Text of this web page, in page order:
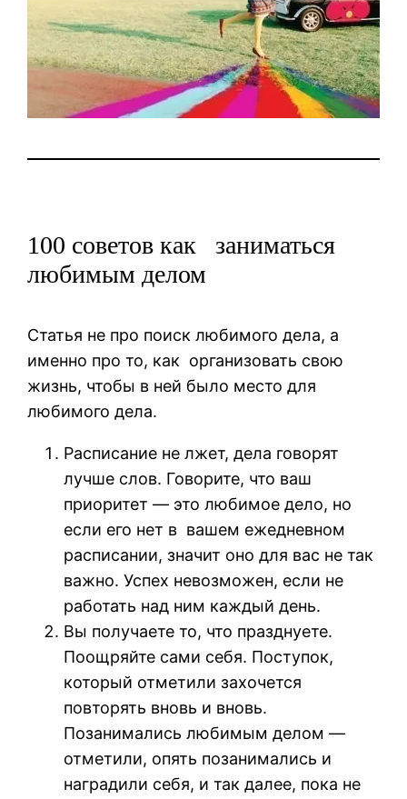
100 советов как заниматься
любимым делом
Статья не про поиск любимого дела, а
именно про то, как организовать свою
жизнь, чтобы в ней было место для
любимого дела.
Расписание не лжет, дела говорят
лучше слов. Говорите, что ваш
приоритет — это любимое дело, но
если его нет в вашем ежедневном
расписании, значит оно для вас не так
важно. Успех невозможен, если не
работать над ним каждый день.
Вы получаете то, что празднуете.
Поощряйте сами себя. Поступок,
который отметили захочется
повторять вновь и вновь.
Позанимались любимым делом —
отметили, опять позанимались и
наградили себя, и так далее, пока не